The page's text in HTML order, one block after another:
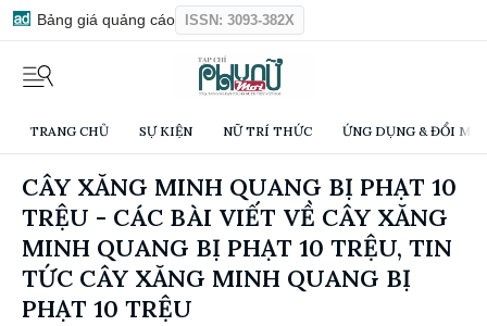
Bảng giá quảng cáo ISSN: 3093-382X
TRANG CHỦ SỰ KIỆN NỮ TRÍ THỨC ỨNG DỤNG & ĐỔI
CÂY XĂNG MINH QUANG BỊ PHẠT 10
TRỆU - CÁC BÀI VIẾT VỀ CÂY XĂNG
MINH QUANG BỊ PHẠT 10 TRỆU, TIN
TỨC CÂY XĂNG MINH QUANG BỊ
PHẠT 10 TRỆU